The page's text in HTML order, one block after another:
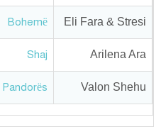
Eli Fara & Stresi
Bohemë
Arilena Ara
Shaj
Valon Shehu
Pandorës